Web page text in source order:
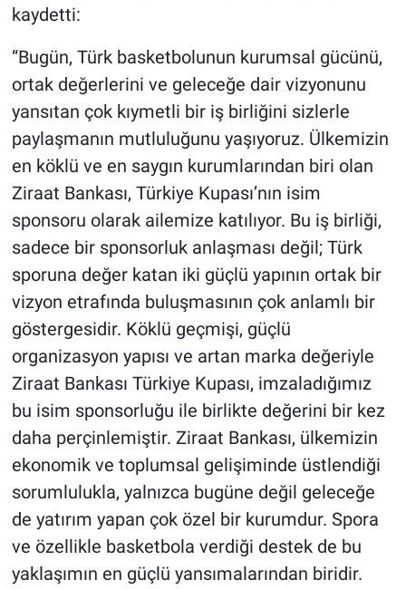
kaydetti:
“Bugün, Türk basketbolunun kurumsal gücünü,
ortak değerlerini ve geleceğe dair vizyonunu
yansıtan çok kıymetli bir iş birliğini sizlerle
paylaşmanın mutluluğunu yaşıyoruz. Ülkemizin
en köklü ve en saygın kurumlarından biri olan
Ziraat Bankası, Türkiye Kupası’nın isim
sponsoru olarak ailemize katılıyor. Bu iş birliği,
sadece bir sponsorluk anlaşması değil; Türk
sporuna değer katan iki güçlü yapının ortak bir
vizyon etrafında buluşmasının çok anlamlı bir
göstergesidir. Köklü geçmişi, güçlü
organizasyon yapısı ve artan marka değeriyle
Ziraat Bankası Türkiye Kupası, imzaladığımız
bu isim sponsorluğu ile birlikte değerini bir kez
daha perçinlemiştir. Ziraat Bankası, ülkemizin
ekonomik ve toplumsal gelişiminde üstlendiği
sorumlulukla, yalnızca bugüne değil geleceğe
de yatırım yapan çok özel bir kurumdur. Spora
ve özellikle basketbola verdiği destek de bu
yaklaşımın en güçlü yansımalarından biridir.